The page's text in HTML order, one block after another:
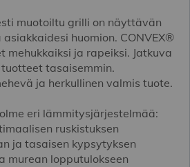
muotoiltu grilli on näyttävän
huomion. CONVEX®
ja rapeiksi. Jatkuva
tasaisemmin.
ja herkullinen valmis tuote.
eri lämmitysjärjestelmää:
ruskistuksen
ja tasaisen kypsytyksen
murean lopputulokseen